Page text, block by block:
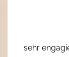
sehr